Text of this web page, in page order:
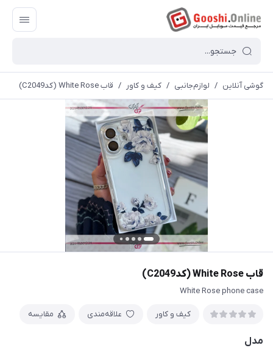
گوشی آنلاین / لوازم‌جانبی / کیف و کاور / قاب White Rose (کدC2049)
قاب White Rose (کدC2049)
White Rose phone case
کیف و کاور علاقه‌مندی مقایسه
مدل